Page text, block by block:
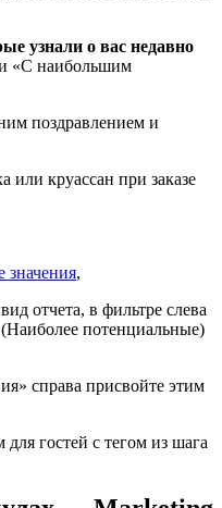
узнали о вас недавно
«С наибольшим
поздравлением и
или круассан при заказе
,
отчета, в фильтре слева
потенциальные)
справа присвойте этим
гостей с тегом из шага